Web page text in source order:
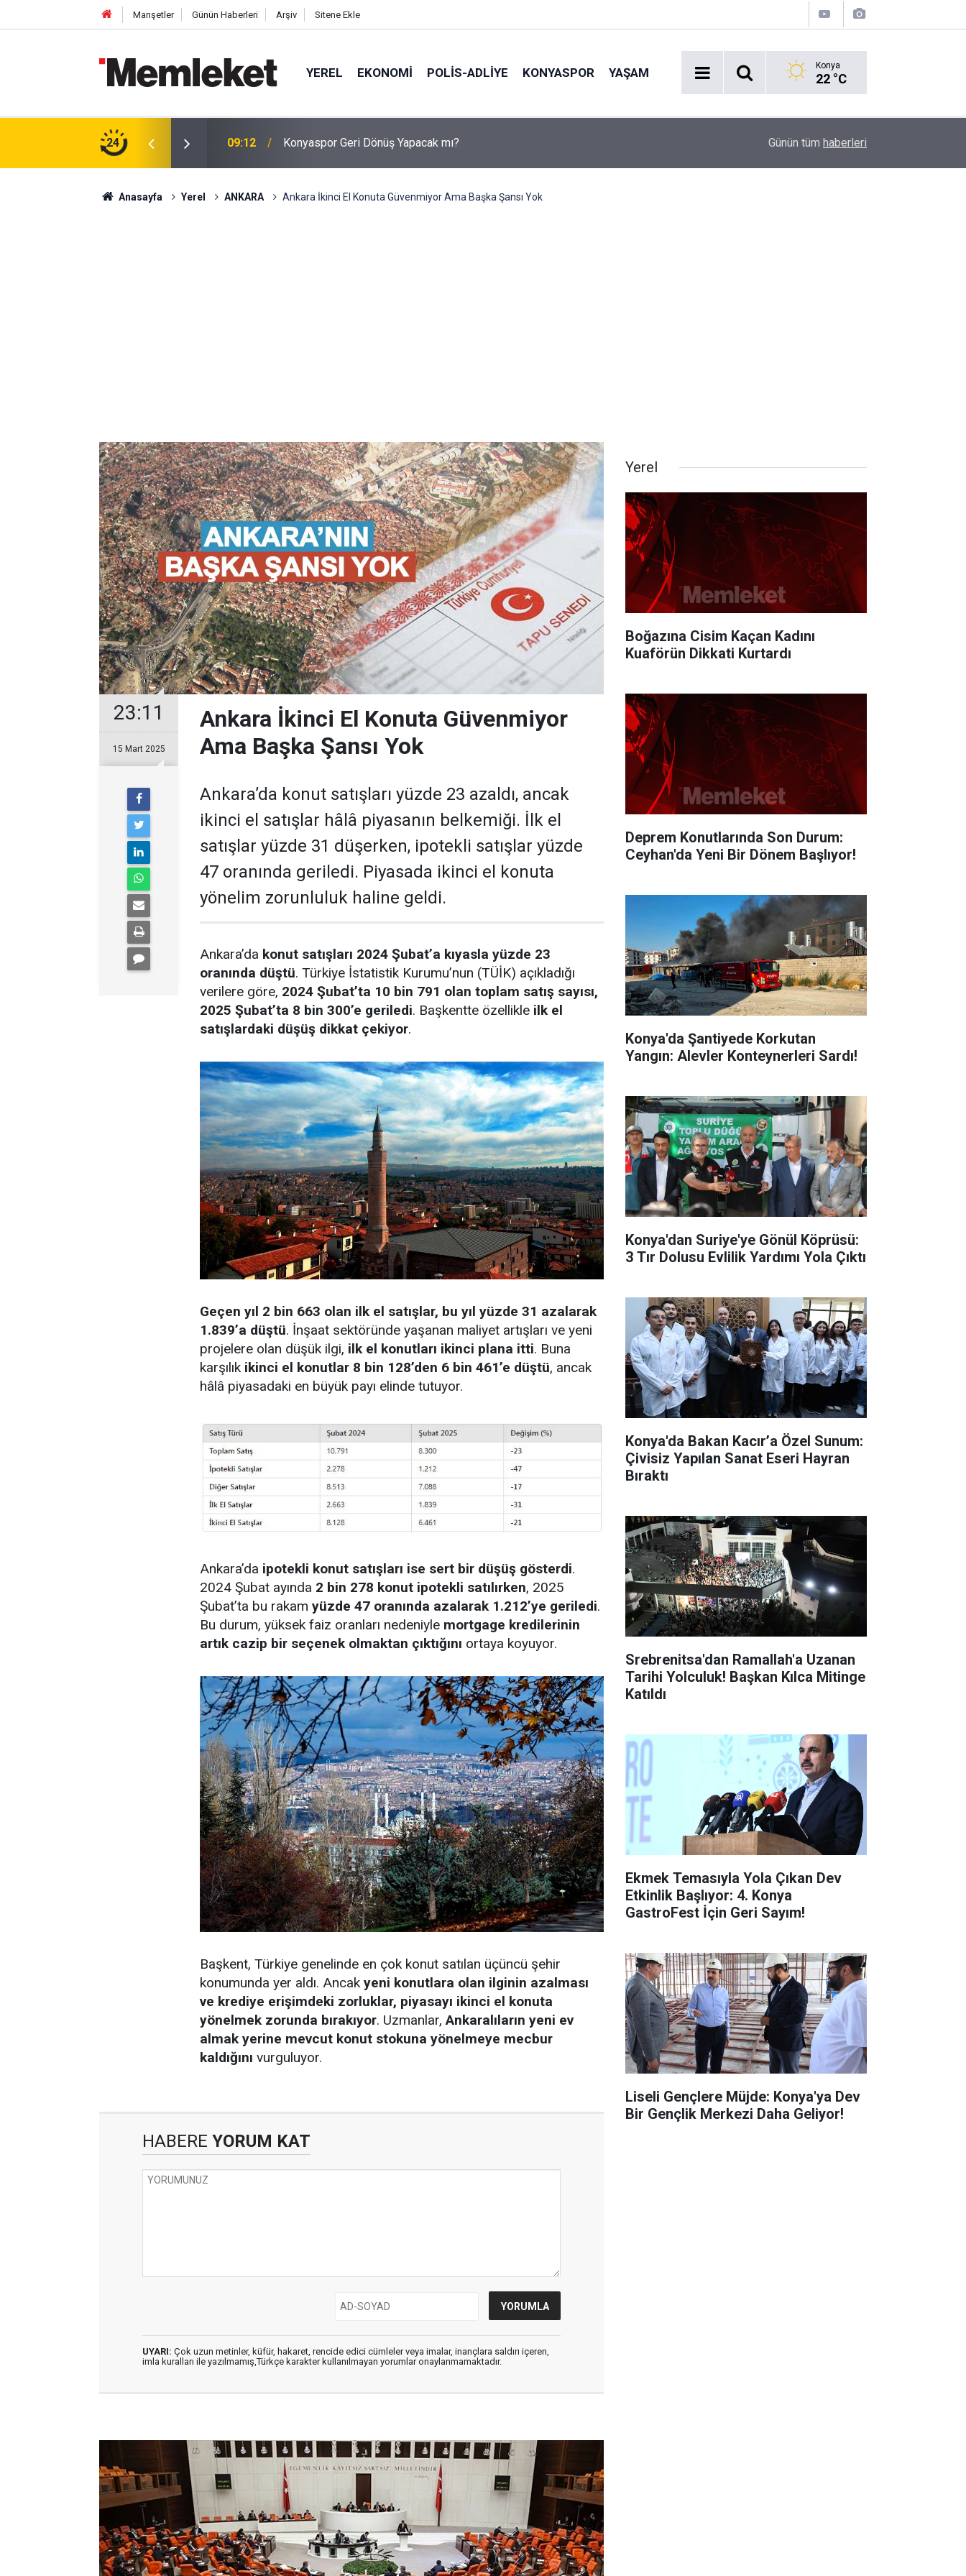
Manşetler Günün Haberleri Arşiv Sitene Ekle
YEREL EKONOMI POLİS-ADLİYE KONYASPOR YAŞAM Konya
22 °C
24 08:52 Şehit Aileleri ve Gazilere Müjde: TBMM’den Yeni Haklar ve Zam Kararı Geçti! Kulüp başkanının emlak dükkanı kurşunlandı
Günün tüm haberleri
Anasayfa Yerel ANKARA Ankara İkinci El Konuta Güvenmiyor Ama Başka Şansı Yok
23:11
15 Mart 2025
Ankara İkinci El Konuta Güvenmiyor
Ama Başka Şansı Yok
Ankara’da konut satışları yüzde 23 azaldı, ancak
ikinci el satışlar hâlâ piyasanın belkemiği. İlk el
satışlar yüzde 31 düşerken, ipotekli satışlar yüzde
47 oranında geriledi. Piyasada ikinci el konuta
yönelim zorunluluk haline geldi.
Ankara’da konut satışları 2024 Şubat’a kıyasla yüzde 23
oranında düştü. Türkiye İstatistik Kurumu’nun (TÜİK) açıkladığı
verilere göre, 2024 Şubat’ta 10 bin 791 olan toplam satış sayısı,
2025 Şubat’ta 8 bin 300’e geriledi. Başkentte özellikle ilk el
satışlardaki düşüş dikkat çekiyor.
Geçen yıl 2 bin 663 olan ilk el satışlar, bu yıl yüzde 31 azalarak
1.839’a düştü. İnşaat sektöründe yaşanan maliyet artışları ve yeni
projelere olan düşük ilgi, ilk el konutları ikinci plana itti. Buna
karşılık ikinci el konutlar 8 bin 128’den 6 bin 461’e düştü, ancak
hâlâ piyasadaki en büyük payı elinde tutuyor.
Ankara’da ipotekli konut satışları ise sert bir düşüş gösterdi.
2024 Şubat ayında 2 bin 278 konut ipotekli satılırken, 2025
Şubat’ta bu rakam yüzde 47 oranında azalarak 1.212’ye geriledi.
Bu durum, yüksek faiz oranları nedeniyle mortgage kredilerinin
artık cazip bir seçenek olmaktan çıktığını ortaya koyuyor.
Başkent, Türkiye genelinde en çok konut satılan üçüncü şehir
konumunda yer aldı. Ancak yeni konutlara olan ilginin azalması
ve krediye erişimdeki zorluklar, piyasayı ikinci el konuta
yönelmek zorunda bırakıyor. Uzmanlar,Ankaralıların yeni ev
almak yerine mevcut konut stokuna yönelmeye mecbur
kaldığını vurguluyor.
HABERE YORUM KAT
UYARI: Çok uzun metinler, küfür, hakaret, rencide edici cümleler veya imalar, inançlara saldırı içeren,
imla kuralları ile yazılmamış,Türkçe karakter kullanılmayan yorumlar onaylanmamaktadır.
Yerel
Boğazına Cisim Kaçan Kadını
Kuaförün Dikkati Kurtardı
Deprem Konutlarında Son Durum:
Ceyhan'da Yeni Bir Dönem Başlıyor!
Konya'da Şantiyede Korkutan
Yangın: Alevler Konteynerleri Sardı!
Konya'dan Suriye'ye Gönül Köprüsü:
3 Tır Dolusu Evlilik Yardımı Yola Çıktı
Konya'da Bakan Kacır’a Özel Sunum:
Çivisiz Yapılan Sanat Eseri Hayran
Bıraktı
Srebrenitsa'dan Ramallah'a Uzanan
Tarihi Yolculuk! Başkan Kılca Mitinge
Katıldı
Ekmek Temasıyla Yola Çıkan Dev
Etkinlik Başlıyor: 4. Konya
GastroFest İçin Geri Sayım!
Liseli Gençlere Müjde: Konya'ya Dev
Bir Gençlik Merkezi Daha Geliyor!